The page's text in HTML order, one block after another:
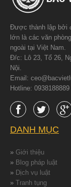
Được thành lập bởi
lớn là các văn
ngoài tại Việt Nam.
Đ/c: Lô 23, Tổ 26,
Nội.
Email:
Hotline:
DANH MỤC
» Giới thiệu
» Blog pháp luật
» Dịch vụ luật
» Tranh tụng